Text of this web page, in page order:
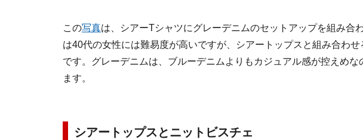
この写真は、シアーTシャツにグレーデニムのセットアップを組み合
は40代の女性には難易度が高いですが、シアートップスと組み合わ
です。グレーデニムは、ブルーデニムよりもカジュアル感が控えめ
ます。
シアートップスとニットビスチェ